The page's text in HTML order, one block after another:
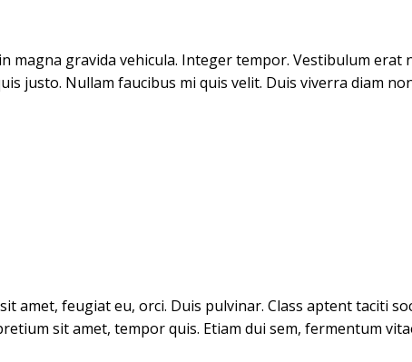
magna gravida vehicula. Integer tempor. Vestibulum
justo. Nullam faucibus mi quis velit. Duis viverra diam
amet, feugiat eu, orci. Duis pulvinar. Class aptent taciti
sit amet, tempor quis. Etiam dui sem, fermentum